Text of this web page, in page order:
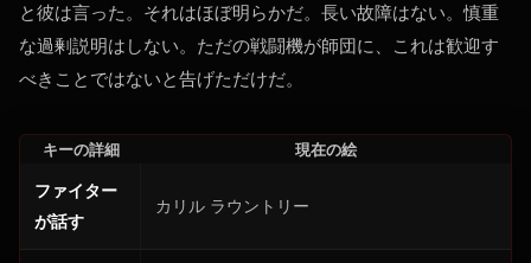
と彼は言った。それはほぼ明らかだ。長い故障はない。慎重
な過剰説明はしない。ただの戦闘機が師団に、これは歓迎す
べきことではないと告げただけだ。
キーの詳細 現在の絵
ファイター
が話す
カリル ラウントリー